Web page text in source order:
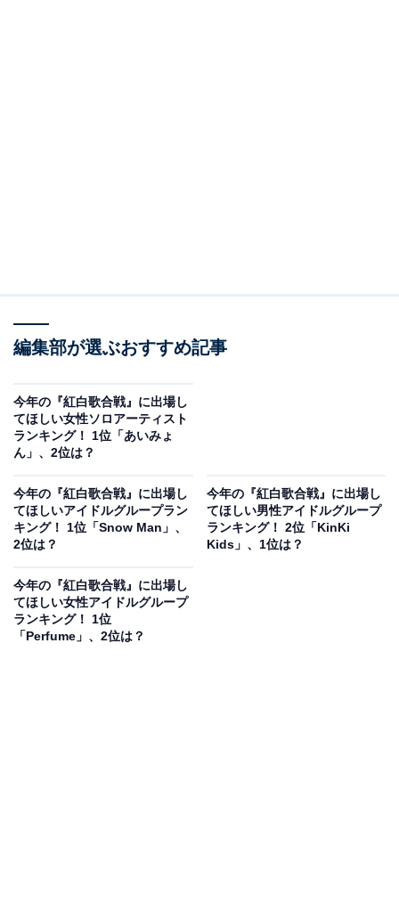
2位は「東方神起」でした。2005年に日本デビューした
グループで、卓越したダンスパフォーマンスとキャッチ
年、2007年にはアジアツアーを成功させます。
日本でも高い人気をほこり、2013年には初の5大ドーム
アム公演を開催。その後も人気は続き、15周年を記念し
たアルバム『XV』では、海外アーティストの「アルバム
通算1位獲得作品数」で歴代1位の記録を更新するなど、
『紅白歌合戦』には2008年に初出場を果たし、これまで
3回参加。2024年には音楽イベント「a-nation 2024」の
編集部が選ぶおすすめ記事
今年の『紅白歌合戦』に出場し
てほしい女性ソロアーティスト
ランキング！ 1位「あいみょ
ん」、2位は？
今年の『紅白歌合戦』に出場し
てほしいアイドルグループラン
キング！ 1位「Snow Man」、
2位は？
今年の『紅白歌合戦』に出場し
てほしい男性アイドルグループ
ランキング！ 2位「KinKi
Kids」、1位は？
今年の『紅白歌合戦』に出場し
てほしい女性アイドルグループ
ランキング！ 1位
「Perfume」、2位は？